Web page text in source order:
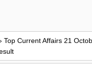
Top Current Affairs 21